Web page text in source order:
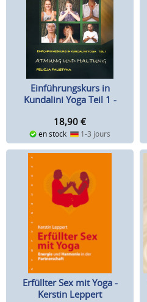
Einführungskurs in
Kundalini Yoga Teil 1 -
18,90 €
en stock 1-3 jours
Erfüllter Sex mit Yoga -
Kerstin Leppert